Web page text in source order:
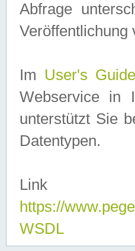
Abfrage
Veröffentlichung
Im User's Guide
Webservice in
unterstützt Sie
Datentypen.
Link
https://
WSDL